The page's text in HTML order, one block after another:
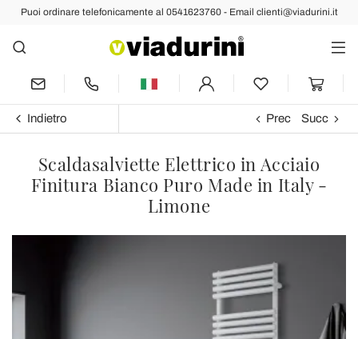
Puoi ordinare telefonicamente al 0541623760 - Email clienti@viadurini.it
Indietro Prec Succ
Scaldasalviette Elettrico in Acciaio
Finitura Bianco Puro Made in Italy -
Limone